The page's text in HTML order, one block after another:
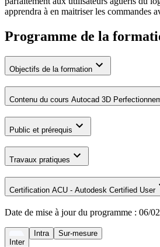
apprendra à en maitriser les commandes
Programme de la
Objectifs de la formation
Contenu du cours Autocad 3D
Public et prérequis
Travaux pratiques
Certification ACU - Autodesk Certified User
Date de mise à jour du programme : 06/
Inter
Intra Sur-mesure